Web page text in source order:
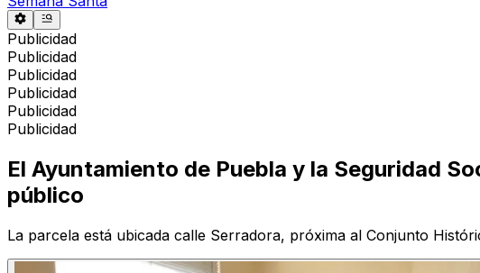
Publicidad
Publicidad
Publicidad
Publicidad
Publicidad
Publicidad
El Ayuntamiento de Puebla y la Seguridad
público
La parcela está ubicada calle Serradora, próxima al Conjunto